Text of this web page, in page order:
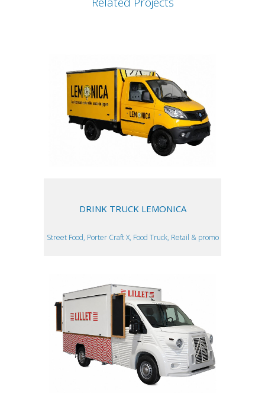
DRINK TRUCK LEMONICA
Street Food, Porter Craft X, Food Truck, Retail & promo